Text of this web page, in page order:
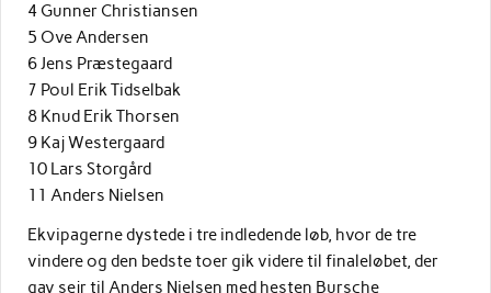
4 Gunner Christiansen
5 Ove Andersen
6 Jens Præstegaard
7 Poul Erik Tidselbak
8 Knud Erik Thorsen
9 Kaj Westergaard
10 Lars Storgård
11 Anders Nielsen
Ekvipagerne dystede i tre indledende løb, hvor de tre
vindere og den bedste toer gik videre til finaleløbet, der
gav sejr til Anders Nielsen med hesten Bursche